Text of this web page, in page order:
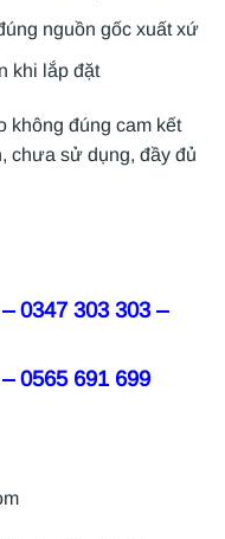
nguồn gốc xuất xứ
khi lắp đặt
không đúng cam kết
chưa sử dụng, đầy đủ
0347 303 303 –
0565 691 699